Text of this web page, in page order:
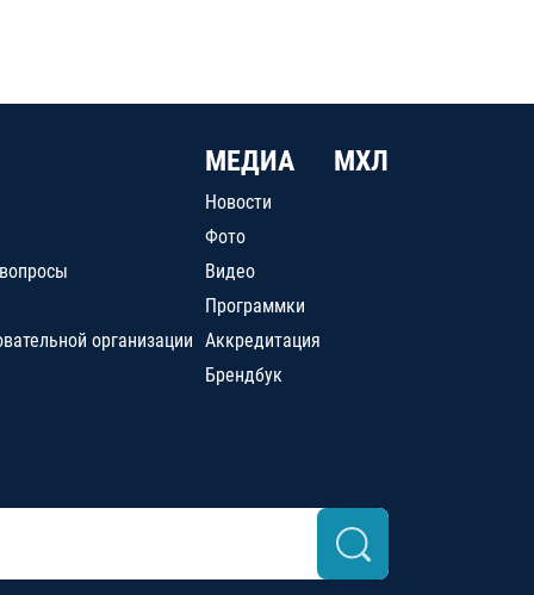
организации
МЕДИА
Новости
Фото
Видео
Программки
Аккредитация
Брендбук
МХЛ